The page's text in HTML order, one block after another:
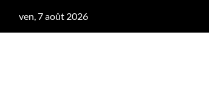
ven, 7 août 2026